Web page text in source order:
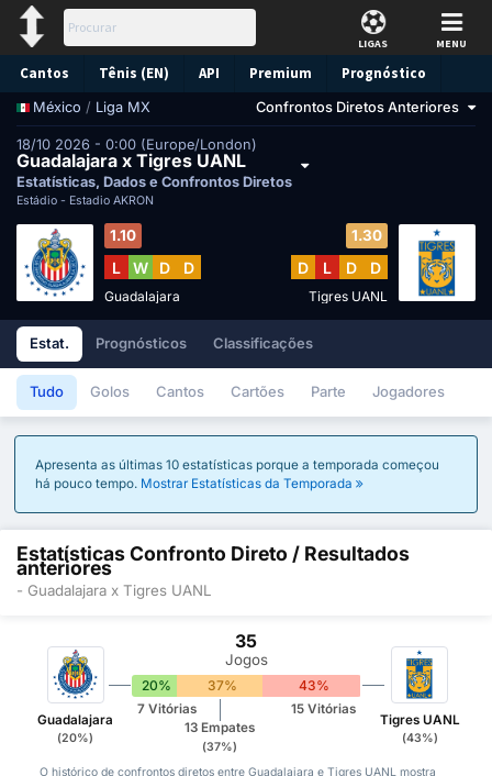
LIGAS MENU
Cantos Tênis (EN) API Premium Prognóstico
México / Liga MX Confrontos Diretos Anteriores
18/10 2026 - 0:00 (Europe/London)
Guadalajara x Tigres UANL
Estatísticas, Dados e Confrontos Diretos
Estádio - Estadio AKRON
1.10
L W D D
Guadalajara
1.30
D L D D
Tigres UANL
Estat. Prognósticos Classificações
Tudo Golos Cantos Cartões Parte Jogadores
Apresenta as últimas 10 estatísticas porque a temporada começou
há pouco tempo. Mostrar Estatísticas da Temporada
Estatísticas Confronto Direto / Resultados
anteriores
- Guadalajara x Tigres UANL
Guadalajara
(20%)
35
Jogos
20% 37% 43%
7 Vitórias
13 Empates
(37%)
15 Vitórias
Tigres UANL
(43%)
O histórico de confrontos diretos entre Guadalajara e Tigres UANL mostra